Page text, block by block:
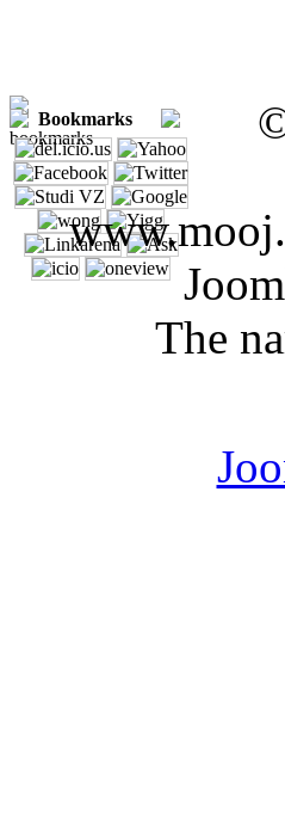
Bookmarks
The